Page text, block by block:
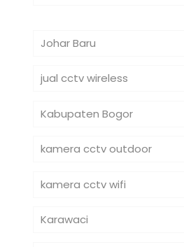
Johar Baru
jual cctv wireless
Kabupaten Bogor
kamera cctv outdoor
kamera cctv wifi
Karawaci